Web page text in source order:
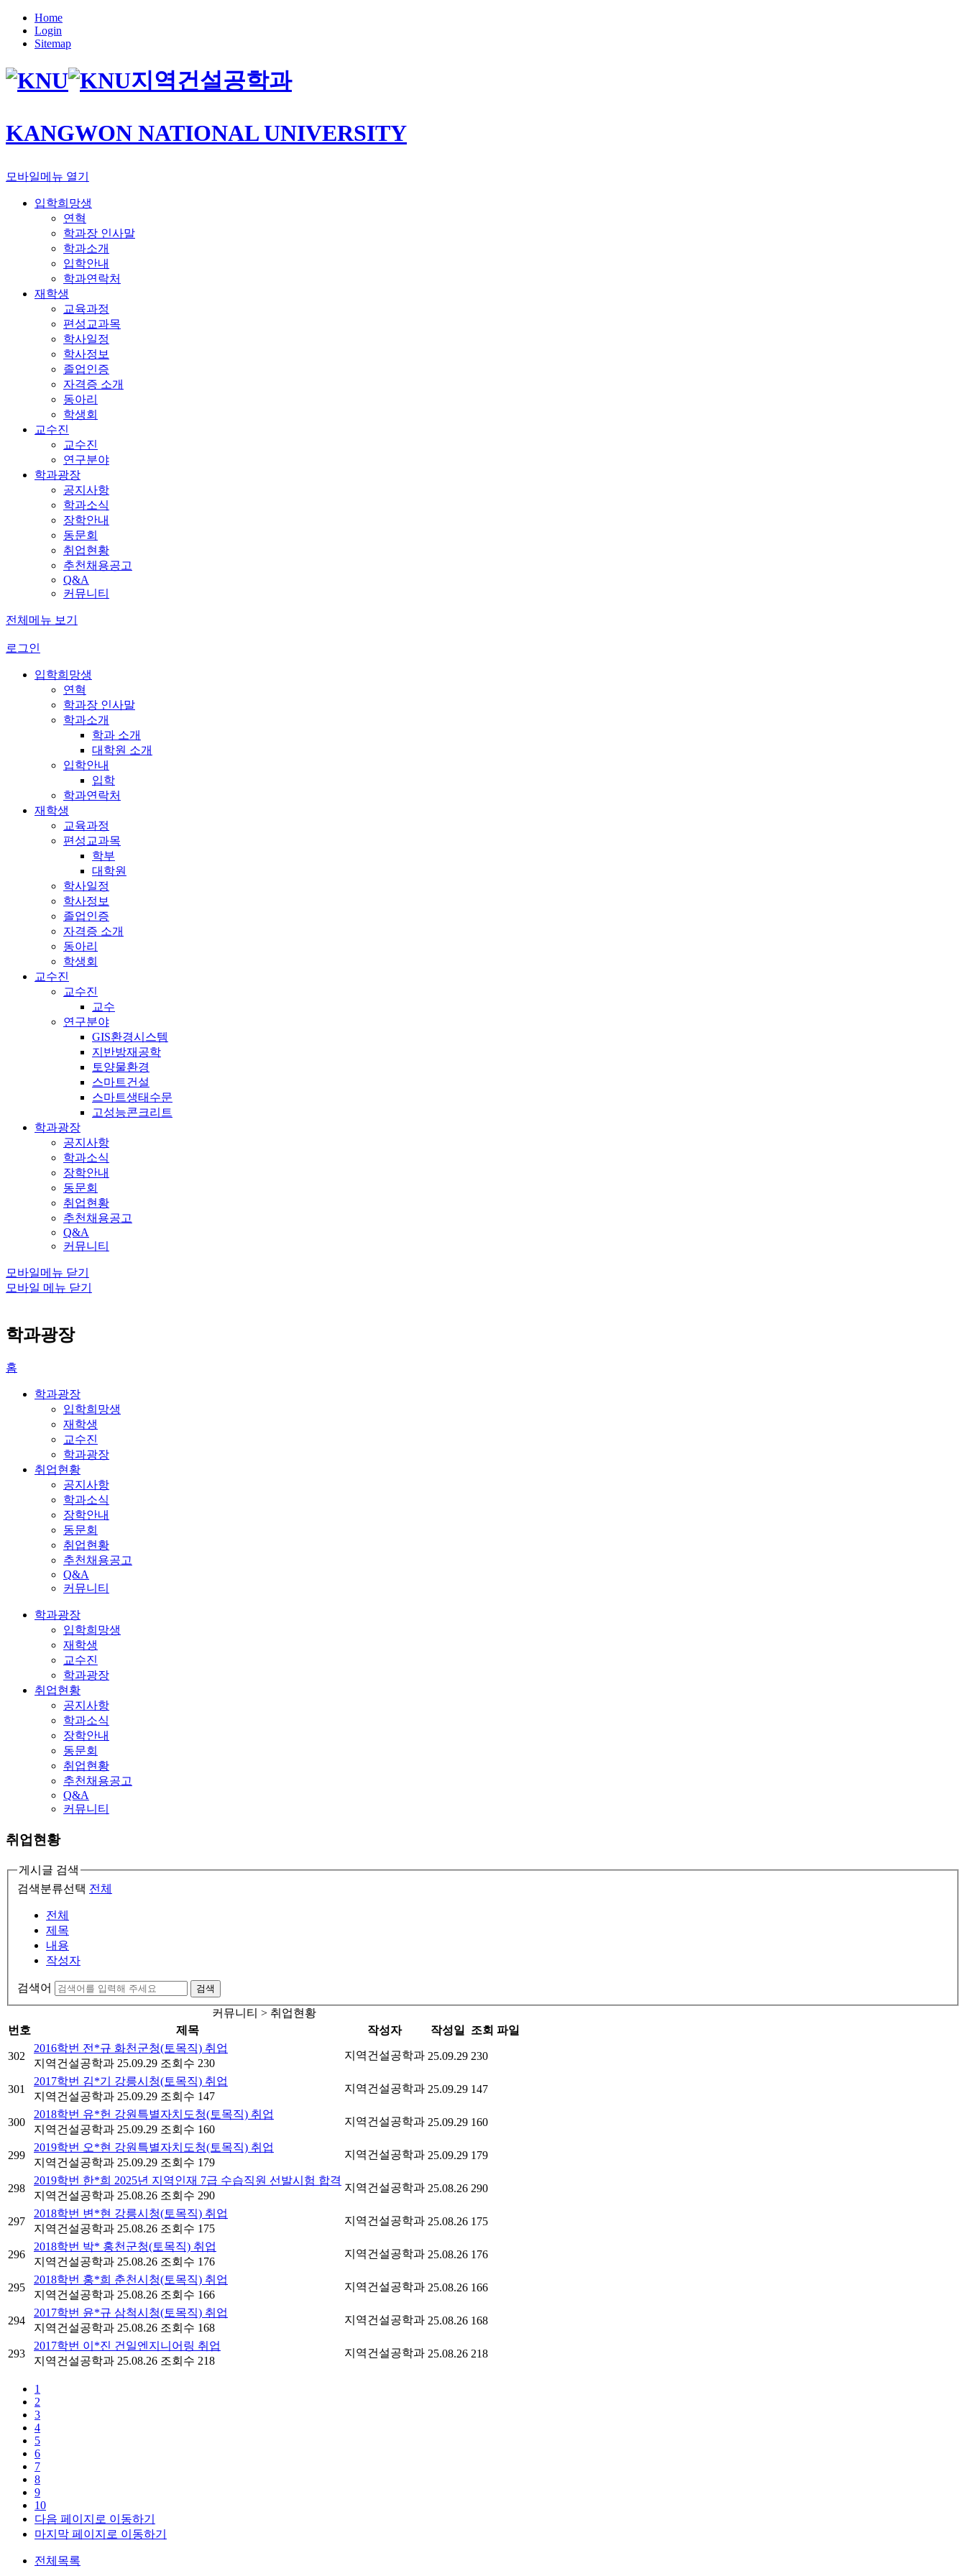
Home
Login
Sitemap
지역건설공학과
KANGWON NATIONAL UNIVERSITY
모바일메뉴 열기
입학희망생
연혁
학과장 인사말
학과소개
입학안내
학과연락처
재학생
교육과정
편성교과목
학사일정
학사정보
졸업인증
자격증 소개
동아리
학생회
교수진
교수진
연구분야
학과광장
공지사항
학과소식
장학안내
동문회
취업현황
추천채용공고
Q&A
커뮤니티
전체메뉴 보기
로그인
입학희망생
연혁
학과장 인사말
학과소개
학과 소개
대학원 소개
입학안내
입학
학과연락처
재학생
교육과정
편성교과목
학부
대학원
학사일정
학사정보
졸업인증
자격증 소개
동아리
학생회
교수진
교수진
교수
연구분야
GIS환경시스템
지반방재공학
토양물환경
스마트건설
스마트생태수문
고성능콘크리트
학과광장
공지사항
학과소식
장학안내
동문회
취업현황
추천채용공고
Q&A
커뮤니티
모바일메뉴 닫기
모바일 메뉴 닫기
학과광장
홈
학과광장
입학희망생
재학생
교수진
학과광장
취업현황
공지사항
학과소식
장학안내
동문회
취업현황
추천채용공고
Q&A
커뮤니티
학과광장
입학희망생
재학생
교수진
학과광장
취업현황
공지사항
학과소식
장학안내
동문회
취업현황
추천채용공고
Q&A
커뮤니티
취업현황
게시글 검색
검색분류선택 전체
전체
제목
내용
작성자
검색어 검색
커뮤니티 > 취업현황
번호
제목 작성자 작성일 조회 파일
302
2016학번 전*규 화천군청(토목직) 취업
지역건설공학과 25.09.29 조회수 230
지역건설공학과 25.09.29 230
301
2017학번 김*기 강릉시청(토목직) 취업
지역건설공학과 25.09.29 조회수 147
지역건설공학과 25.09.29 147
300
2018학번 유*헌 강원특별자치도청(토목직) 취업
지역건설공학과 25.09.29 조회수 160
지역건설공학과 25.09.29 160
299
2019학번 오*현 강원특별자치도청(토목직) 취업
지역건설공학과 25.09.29 조회수 179
지역건설공학과 25.09.29 179
298
2019학번 한*희 2025년 지역인재 7급 수습직원 선발시험 합격
지역건설공학과 25.08.26 조회수 290
지역건설공학과 25.08.26 290
297
2018학번 변*현 강릉시청(토목직) 취업
지역건설공학과 25.08.26 조회수 175
지역건설공학과 25.08.26 175
296
2018학번 박* 홍천군청(토목직) 취업
지역건설공학과 25.08.26 조회수 176
지역건설공학과 25.08.26 176
295
2018학번 홍*희 춘천시청(토목직) 취업
지역건설공학과 25.08.26 조회수 166
지역건설공학과 25.08.26 166
294
2017학번 윤*규 삼척시청(토목직) 취업
지역건설공학과 25.08.26 조회수 168
지역건설공학과 25.08.26 168
293
2017학번 이*진 건일엔지니어링 취업
지역건설공학과 25.08.26 조회수 218
지역건설공학과 25.08.26 218
1
2
3
4
5
6
7
8
9
10
다음 페이지로 이동하기
마지막 페이지로 이동하기
전체목록